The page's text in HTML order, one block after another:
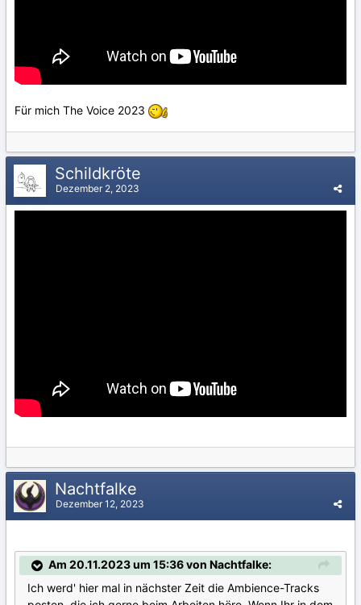
Für mich The Voice 2023
Schildkröte
Dezember 2, 2023
Nachtfalke
Dezember 12, 2023
Am 20.11.2023 um 15:36 von Nachtfalke:
Ich werd' hier mal in nächster Zeit die Ambience-Tracks